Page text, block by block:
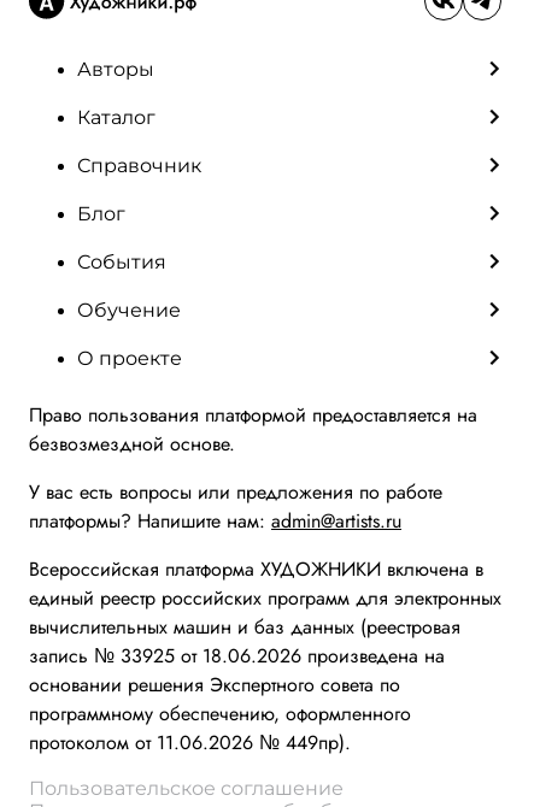
Авторы
Каталог
Справочник
Блог
События
Обучение
О проекте
Право пользования платформой предоставляется на
безвозмездной основе.
У вас есть вопросы или предложения по работе
платформы? Напишите нам: admin@artists.ru
Всероссийская платформа ХУДОЖНИКИ включена в
единый реестр российских программ для электронных
вычислительных машин и баз данных (реестровая
запись № 33925 от 18.06.2026 произведена на
основании решения Экспертного совета по
программному обеспечению, оформленного
протоколом от 11.06.2026 № 449пр).
Пользовательское соглашение